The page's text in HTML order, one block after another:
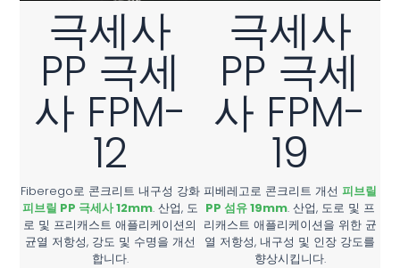
극세사
PP 극세
사 FPM-
12
Fiberego로 콘크리트 내구성 강화
피브릴 PP 극세사 12mm. 산업, 도
로 및 프리캐스트 애플리케이션의
균열 저항성, 강도 및 수명을 개선
합니다.
극세사
PP 극세
사 FPM-
19
피베레고로 콘크리트 개선 피브릴
PP 섬유 19mm. 산업, 도로 및 프
리캐스트 애플리케이션을 위한 균
열 저항성, 내구성 및 인장 강도를
향상시킵니다.